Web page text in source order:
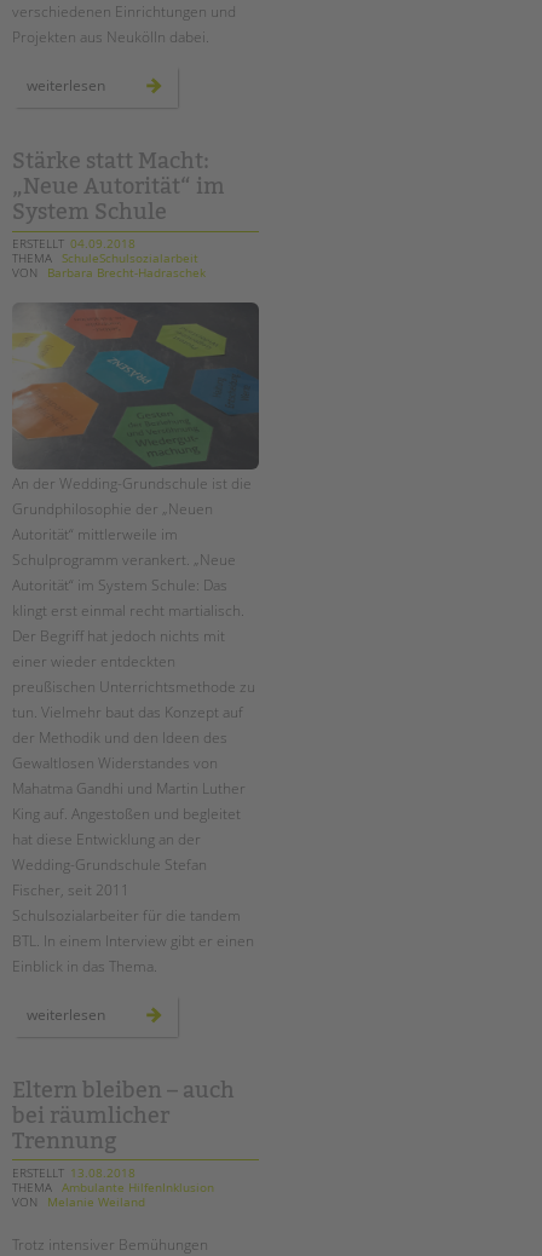
verschiedenen Einrichtungen und
Projekten aus Neukölln dabei.
weiterlesen
Stärke statt Macht:
„Neue Autorität“ im
System Schule
ERSTELLT 04.09.2018
THEMA SchuleSchulsozialarbeit
VON
Barbara Brecht-Hadraschek
An der Wedding-Grundschule ist die
Grundphilosophie der „Neuen
Autorität“ mittlerweile im
Schulprogramm verankert. „Neue
Autorität“ im System Schule: Das
klingt erst einmal recht martialisch.
Der Begriff hat jedoch nichts mit
einer wieder entdeckten
preußischen Unterrichtsmethode zu
tun. Vielmehr baut das Konzept auf
der Methodik und den Ideen des
Gewaltlosen Widerstandes von
Mahatma Gandhi und Martin Luther
King auf. Angestoßen und begleitet
hat diese Entwicklung an der
Wedding-Grundschule Stefan
Fischer, seit 2011
Schulsozialarbeiter für die tandem
BTL. In einem Interview gibt er einen
Einblick in das Thema.
weiterlesen
im
system
schule
Eltern bleiben – auch
bei räumlicher
Trennung
ERSTELLT 13.08.2018
THEMA Ambulante HilfenInklusion
VON
Melanie Weiland
Trotz intensiver Bemühungen